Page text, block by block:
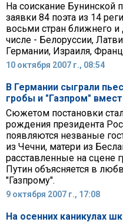
На соискание Бунинской
заявки 84 поэта из 14
восьми стран ближнего
числе - Белоруссии,
Германии, Израиля,
10 октября 2007 г., 08:54
В Германии сыграли
гробы и "Газпром"
Сюжетом постановки
рождения президента
появляются незваные
из Чечни, матери из
расставленные на сцене
Путин объясняется в
"Газпрому".
9 октября 2007 г., 17:08
На осенних каникулах